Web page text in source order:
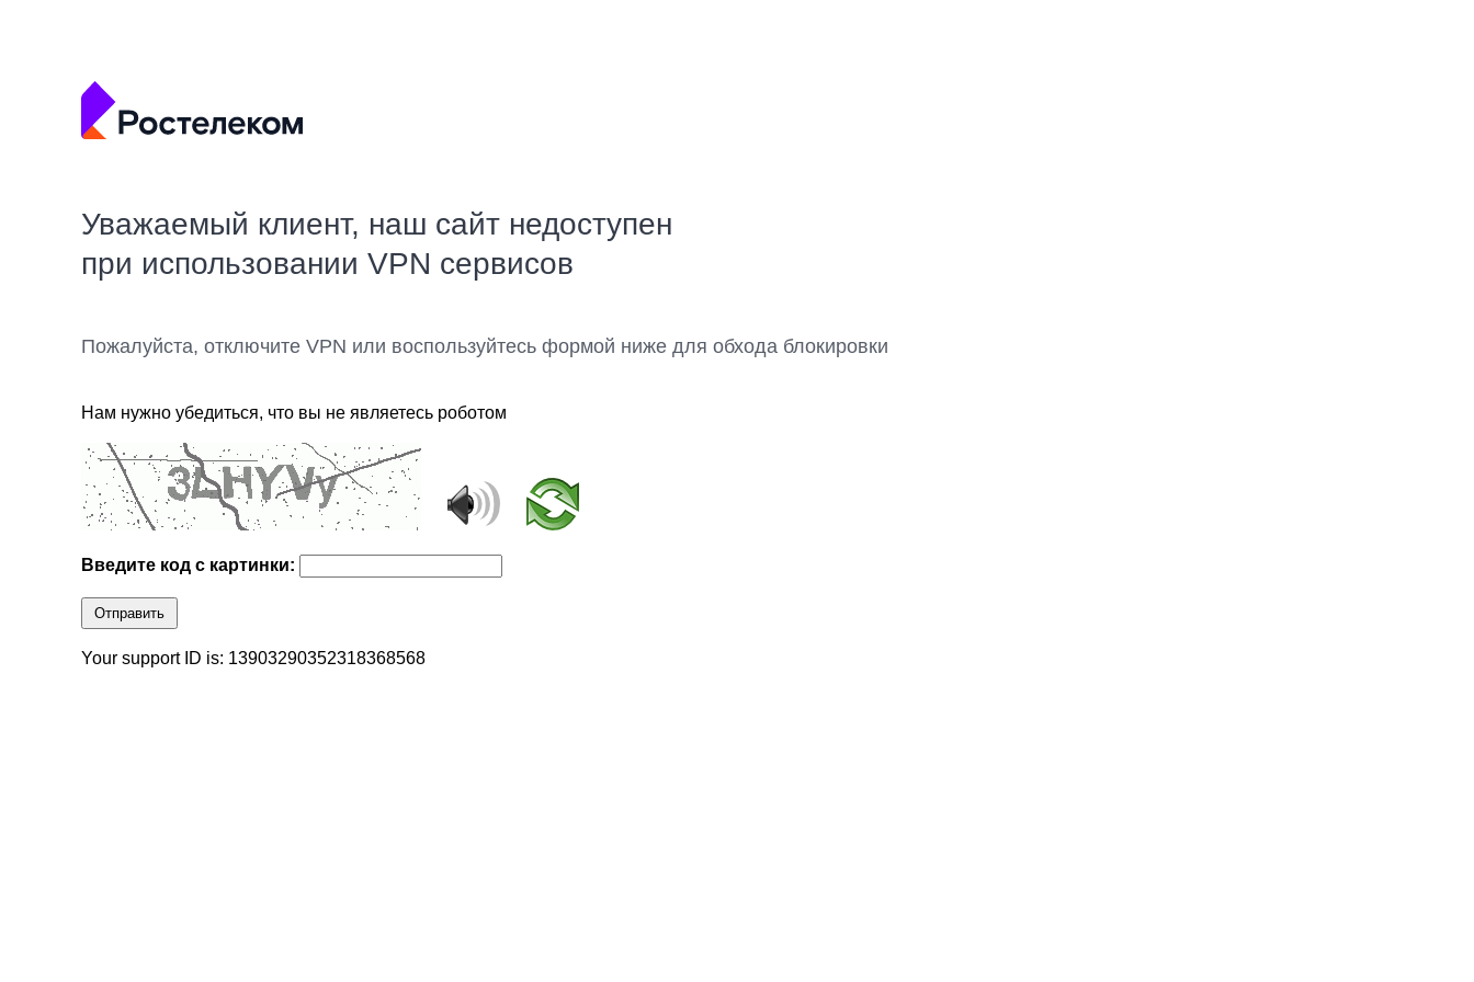
Уважаемый клиент, наш сайт недоступен
при использовании VPN сервисов
Пожалуйста, отключите VPN или воспользуйтесь формой ниже для обхода блокировки
Нам нужно убедиться, что вы не являетесь роботом
Введите код с картинки:
Отправить
Your support ID is: 13903290352318368568